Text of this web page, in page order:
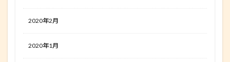
2020年2月
2020年1月